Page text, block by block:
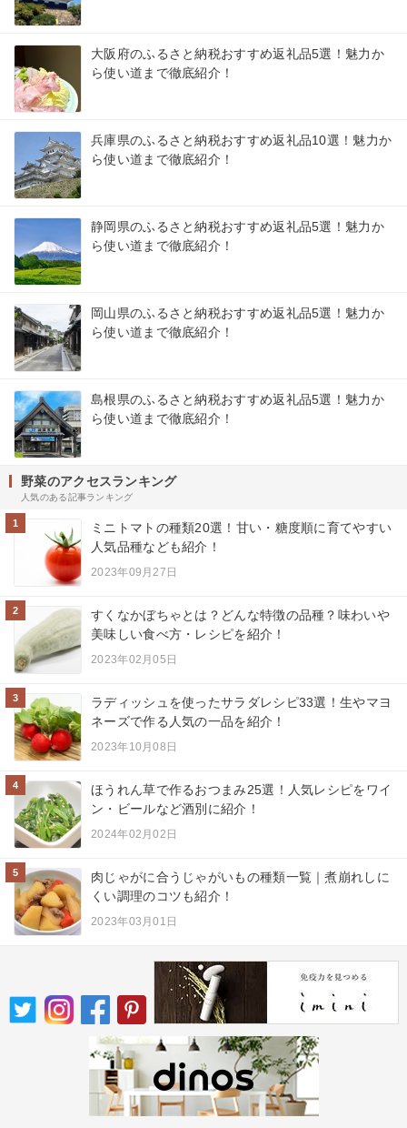
大阪府のふるさと納税おすすめ返礼品5選！魅力か
ら使い道まで徹底紹介！
兵庫県のふるさと納税おすすめ返礼品10選！魅力か
ら使い道まで徹底紹介！
静岡県のふるさと納税おすすめ返礼品5選！魅力か
ら使い道まで徹底紹介！
岡山県のふるさと納税おすすめ返礼品5選！魅力か
ら使い道まで徹底紹介！
島根県のふるさと納税おすすめ返礼品5選！魅力か
ら使い道まで徹底紹介！
野菜のアクセスランキング
人気のある記事ランキング
1
ミニトマトの種類20選！甘い・糖度順に育てやすい
人気品種なども紹介！
2023年09月27日
2
すくなかぼちゃとは？どんな特徴の品種？味わいや
美味しい食べ方・レシピを紹介！
2023年02月05日
3
ラディッシュを使ったサラダレシピ33選！生やマヨ
ネーズで作る人気の一品を紹介！
2023年10月08日
4
ほうれん草で作るおつまみ25選！人気レシピをワイ
ン・ビールなど酒別に紹介！
2024年02月02日
5
肉じゃがに合うじゃがいもの種類一覧｜煮崩れしに
くい調理のコツも紹介！
2023年03月01日